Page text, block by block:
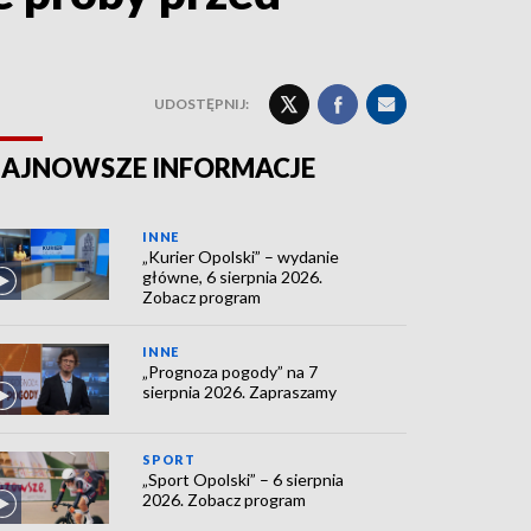
UDOSTĘPNIJ:
INFORMACJE
INNE
„Kurier Opolski” – wydanie
główne, 6 sierpnia 2026.
Zobacz program
INNE
„Prognoza pogody” na 7
sierpnia 2026. Zapraszamy
SPORT
„Sport Opolski” – 6 sierpnia
2026. Zobacz program